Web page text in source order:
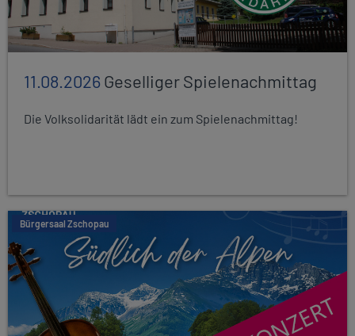
11.08.2026Geselliger Spielenachmittag
Die Volksolidarität lädt ein zum Spielenachmittag!
Bürgersaal Zschopau